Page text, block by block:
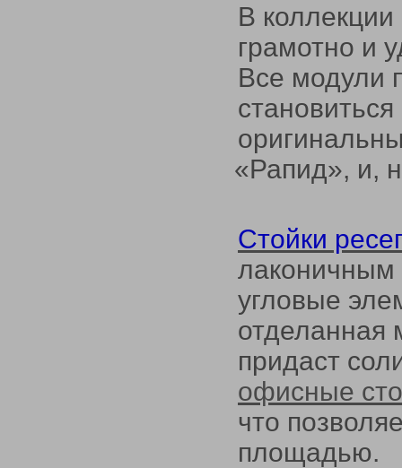
В
грамотно и
Все модули
«Рапид», и,
Стойки
лаконичным
угловые
отделанная
придаст
офисные
что
площадью.